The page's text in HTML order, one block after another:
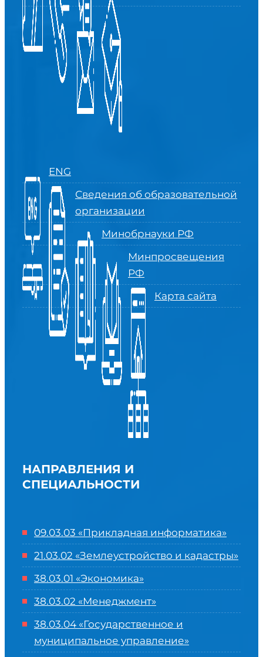
ENG
Сведения об образовательной
организации
Минобрнауки РФ
Минпросвещения
РФ
Карта сайта
НАПРАВЛЕНИЯ И
СПЕЦИАЛЬНОСТИ
09.03.03 «Прикладная информатика»
21.03.02 «Землеустройство и кадастры»
38.03.01 «Экономика»
38.03.02 «Менеджмент»
38.03.04 «Государственное и
муниципальное управление»